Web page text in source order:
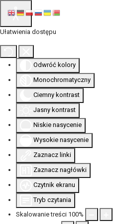
Ułatwienia dostępu
Odwróć kolory
Monochromatyczny
Ciemny kontrast
Jasny kontrast
Niskie nasycenie
Wysokie nasycenie
Zaznacz linki
Zaznacz nagłówki
Czytnik ekranu
Tryb czytania
Skalowanie treści 100%